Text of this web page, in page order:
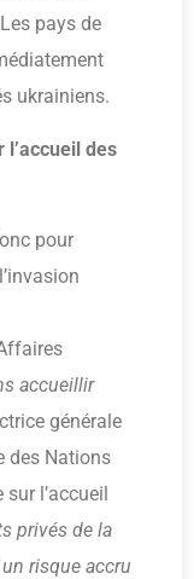
pays de
ukrainiens.
l’accueil des
pour
accueillir
générale
des Nations
l’accueil
privés de la
risque accru